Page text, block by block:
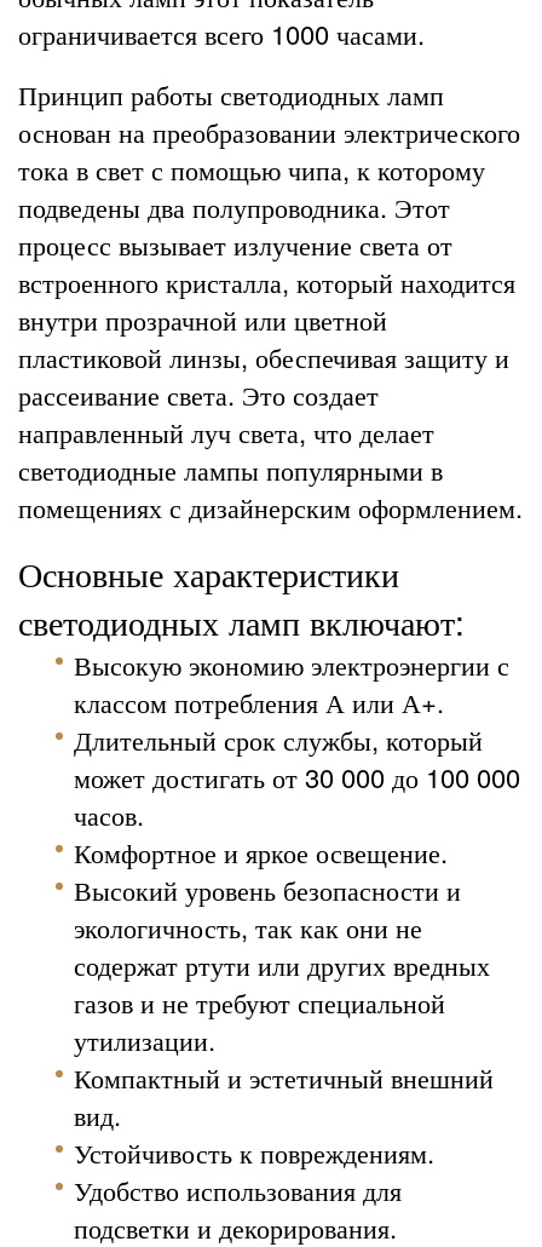
ограничивается всего 1000 часами.
Принцип работы светодиодных ламп
основан на преобразовании электрического
тока в свет с помощью чипа, к которому
подведены два полупроводника. Этот
процесс вызывает излучение света от
встроенного кристалла, который находится
внутри прозрачной или цветной
пластиковой линзы, обеспечивая защиту и
рассеивание света. Это создает
направленный луч света, что делает
светодиодные лампы популярными в
помещениях с дизайнерским оформлением.
Основные характеристики
светодиодных ламп включают:
Высокую экономию электроэнергии с
классом потребления А или А+.
Длительный срок службы, который
может достигать от 30 000 до 100 000
часов.
Комфортное и яркое освещение.
Высокий уровень безопасности и
экологичность, так как они не
содержат ртути или других вредных
газов и не требуют специальной
утилизации.
Компактный и эстетичный внешний
вид.
Устойчивость к повреждениям.
Удобство использования для
подсветки и декорирования.